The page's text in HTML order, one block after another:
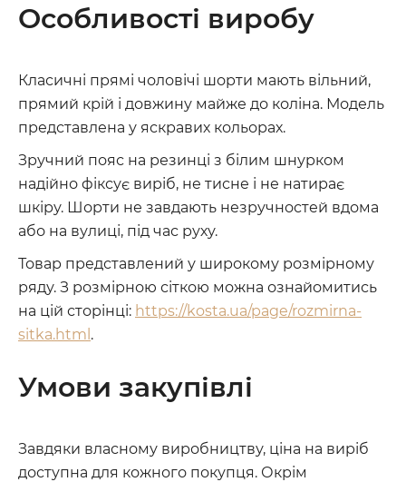
Особливості виробу
Класичні прямі чоловічі шорти мають вільний,
прямий крій і довжину майже до коліна. Модель
представлена ​​у яскравих кольорах.
Зручний пояс на резинці з білим шнурком
надійно фіксує виріб, не тисне і не натирає
шкіру. Шорти не завдають незручностей вдома
або на вулиці, під час руху.
Товар представлений у широкому розмірному
ряду. З розмірною сіткою можна ознайомитись
на цій сторінці: https://kosta.ua/page/rozmirna-
sitka.html .
Умови закупівлі
Завдяки власному виробництву, ціна на виріб
доступна для кожного покупця. Окрім